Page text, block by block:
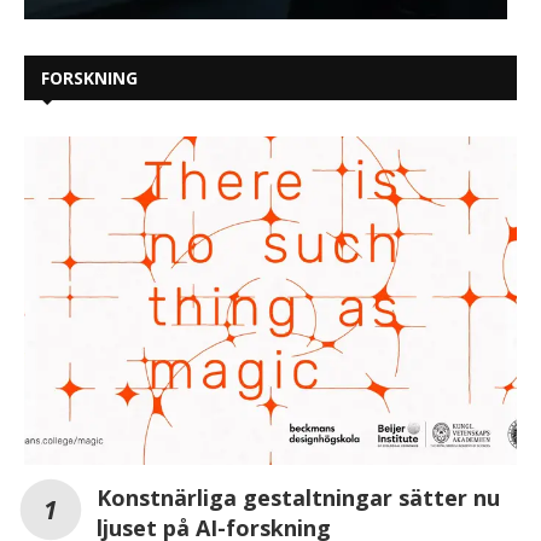
FORSKNING
Konstnärliga gestaltningar sätter nu
ljuset på AI-forskning